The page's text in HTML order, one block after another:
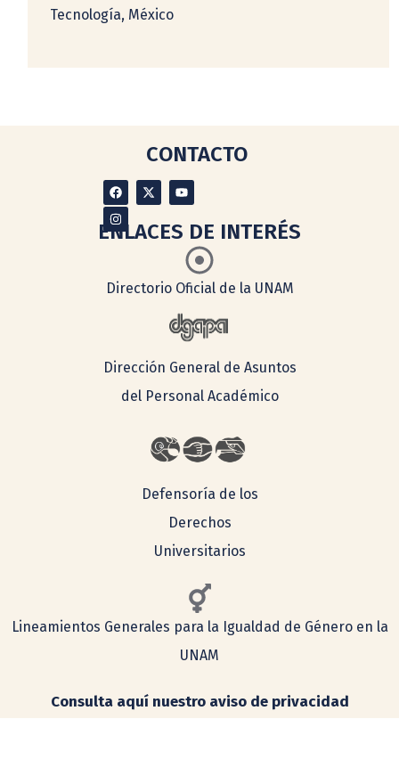
Tecnología, México
CONTACTO
ENLACES DE INTERÉS
Directorio Oficial de la UNAM
Dirección General de Asuntos
del Personal Académico
Defensoría de los
Derechos
Universitarios
Lineamientos Generales para la Igualdad de Género en la
UNAM
Consulta aquí nuestro aviso de privacidad